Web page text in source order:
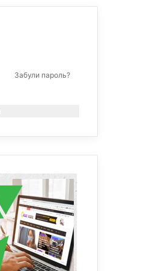
Забули пароль?